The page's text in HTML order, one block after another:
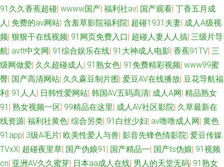
91久久香蕉超碰| wwww国产| 福利社av| 国产观看| 丁香五月成
人| 免费的av网站| 含羞草影院福利院| 超碰1931夫妻| 成人A级视
频| 狠狠干在线视频| 91网页免费入口| 超碰人妻人人搞| 三级片导
航| avtt中文网| 91综合娱乐在线| 91大神成人电影| 香蕉91TV| 三
级网做爱| 久久超碰成人| 91熟女色| 91免费精彩视频| www99蜜
臀| 国产高清网站| 久久蔴豆制片图| 爱豆AV在线播放| 豆花导航福
利| 91人人| 日韩性爱网站| 韩国AV五码高清| 成人A网| 精品熟女
91 | 熟女视频一区| 99精品在这里| 成人AV社区影院| 久草最新在
线资源| 福利社黄色| 综合另类| 91白丝少妇| av噜噜成人网| 黄色
91app| 3级A毛片| 欧美性爱人与兽| 影音先锋色情影院| 爱豆传媒
TVxX| 超碰夜里草| 国产伪娘91 | 国产精品一| 国产ts伪娘| 91视频
cn| 亚洲AV久久蜜芽| 日本aa成人在线| 男人的天堂无码| 91熟女